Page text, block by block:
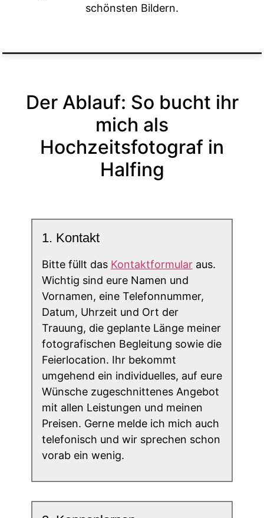
schönsten Bildern.
Der Ablauf: So bucht ihr
mich als
Hochzeitsfotograf in
Halfing
1. Kontakt
Bitte füllt das Kontaktformularaus.
Wichtig sind eure Namen und
Vornamen, eine Telefonnummer,
Datum, Uhrzeit und Ort der
Trauung, die geplante Länge meiner
fotografischen Begleitung sowie die
Feierlocation. Ihr bekommt
umgehend ein individuelles, auf eure
Wünsche zugeschnittenes Angebot
mit allen Leistungen und meinen
Preisen. Gerne melde ich mich auch
telefonisch und wir sprechen schon
vorab ein wenig.